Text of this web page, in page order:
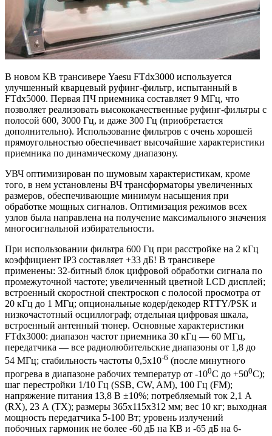
В новом KB трансивере Yaesu FTdx3000 используется
улучшенный кварцевый руфинг-фильтр, испытанный в
FTdx5000. Первая ПЧ приемни­ка составляет 9 МГц, что
позволяет реализовать высококаче­ственные руфинг-фильтры с
полосой 600, 3000 Гц, и даже 300 Гц (приобретается
дополнительно). Использование фильтров с очень хорошей
прямоугольностью обеспечивает высочайшие характеристики
приемника по динамическому диапазону.
УВЧ оптимизирован по шумовым характеристикам, кроме
того, в нем установлены ВЧ трансформаторы увеличенных
размеров, обеспечивающие минимум насыщения при
обработке мощных сигналов. Оптимизация режимов всех
узлов была направлена на получение максимального значения
многосигнальной из­бирательности.
При использовании фильтра 600 Гц при рас­стройке на 2 кГц
коэффициент IP3 составляет +33 дБ! В транси­вере
применены: 32-битный блок цифровой обработки сигна­ла по
промежуточной частоте; увеличенный цветной LCD дис­плей;
встроенный скоростной спектроскоп с полосой просмотра от
20 кГц до 1 МГц; опциональные кодер/декодер RTTY/PSK и
низкочастотный осциллограф; отдельная цифровая шкала,
встроенный антенный тюнер. Основные характеристики
FTdx3000: диапазон частот приемника 30 кГц — 60 МГц,
пере­датчика — все радиолюбительские диапазоны от 1,8 до
54 МГц; стабильность частоты 0,5х10-6 (после минутного
прогрева в диапазоне рабочих температур от -100С до +500С);
шаг перестройки 1/10 Гц (SSB, CW, AM), 100 Гц (FM);
напряжение пи­тания 13,8 В ±10%; потребляемый ток 2,1 A
(RX), 23 А (ТХ); размеры 365x115x312 мм; вес 10 кг; выходная
мощность пере­датчика 5-100 Вт; уровень излучений
побочных гармоник не более -60 дБ на КВ и -65 дБ на 6-